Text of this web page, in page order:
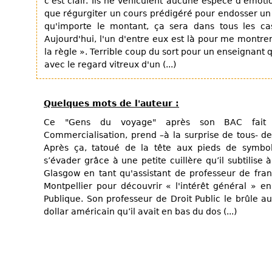
que régurgiter un cours prédigéré pour endosser
qu'importe le montant, ça sera dans tous les
Aujourd'hui, l'un d'entre eux est là pour me
la règle ». Terrible coup du sort pour un enseignant
avec le regard vitreux d'un (...)
Quelques mots de l'auteur :
Ce "Gens du voyage" après son BAC fait
Commercialisation, prend –à la surprise de tous-
Après ça, tatoué de la tête aux pieds de
s’évader grâce à une petite cuillère qu’il subtilise
Glasgow en tant qu'assistant de professeur de
Montpellier pour découvrir « l'intérêt général »
Publique. Son professeur de Droit Public le brûle
dollar américain qu’il avait en bas du dos (...)